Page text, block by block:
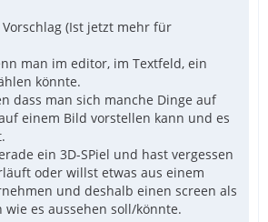
(Ist jetzt mehr für
man im editor, im Textfeld, ein
könnte.
dass man sich manche Dinge auf
einem Bild vorstellen kann und es
ein 3D-SPiel und hast vergessen
oder willst etwas aus einem
und deshalb einen screen als
es aussehen soll/könnte.